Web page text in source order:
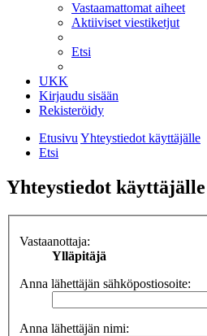
Vastaamattomat aiheet
Aktiiviset viestiketjut
Etsi
UKK
Kirjaudu sisään
Rekisteröidy
EtusivuYhteystiedot käyttäjälle
Etsi
Yhteystiedot käyttäjälle
Vastaanottaja:
Ylläpitäjä
Anna lähettäjän sähköpostiosoite:
Anna lähettäjän nimi: